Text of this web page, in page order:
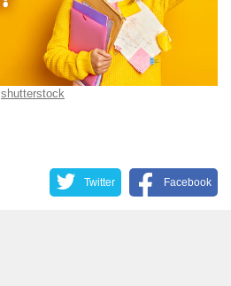
shutterstock
Twitter Facebook